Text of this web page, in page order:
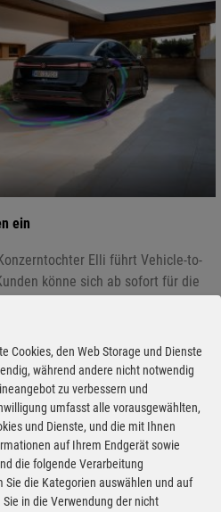
ein
Elli führt Vehicle-to-
könne sich ab sofort für die
lassen. Das Angebot soll in
an Besitzer eines
Laden ausgerüsteten VW oder
nach Konzernangaben bereits
Konzernmarken sollen folgen.
Cookies, den Web Storage und Dienste
während andere nicht notwendig
zu verbessern und
umfasst alle vorausgewählten,
und Dienste, und die mit Ihnen
auf Ihrem Endgerät sowie
die folgende Verarbeitung
die Kategorien auswählen und auf
in die Verwendung der nicht